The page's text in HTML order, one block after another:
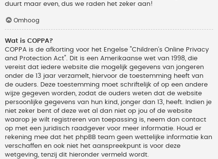
duurt maar even, dus we raden het zeker aan!
Omhoog
Wat is COPPA?
COPPA is de afkorting voor het Engelse "Children’s Online Privacy
and Protection Act". Dit is een Amerikaanse wet van 1998, die
vereist dat iedere website die mogelijk gegevens van jongeren
onder de 13 jaar verzamelt, hiervoor de toestemming heeft van
de ouders. Deze toestemming moet schriftelijk of op een andere
wijze gegeven worden, zodat de ouders weten dat de website
persoonlijke gegevens van hun kind, jonger dan 13, heeft. Indien je
niet zeker bent of deze wet al dan niet op jou of de website
waarop je wilt registreren van toepassing is, neem dan contact
op met een juridisch raadgever voor meer informatie. Houd er
rekening mee dat het phpBB team geen wettelijke informatie kan
verschaffen en ook niet het aanspreekpunt is voor deze
wetgeving, tenzij dit hieronder vermeld wordt.